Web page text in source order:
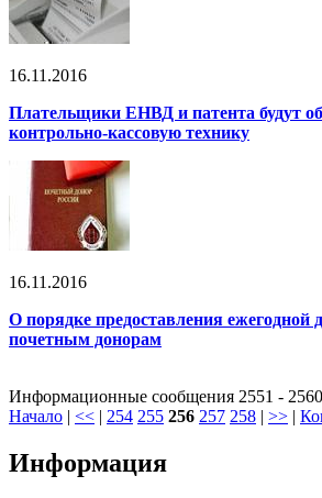
16.11.2016
Плательщики ЕНВД и патента будут
контрольно-кассовую технику
16.11.2016
О порядке предоставления
почетным донорам
Информационные сообщения 2551 - 2560
Начало | << | 254 255 256 257 258 | >> |
Информация